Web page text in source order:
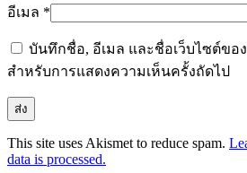
อีเมล *
บันทึกชื่อ, อีเมล และชื่อเว็บไซต์ขอ
สำหรับการแสดงความเห็นครั้งถัดไป
This site uses Akismet to reduce spam.
data is processed.